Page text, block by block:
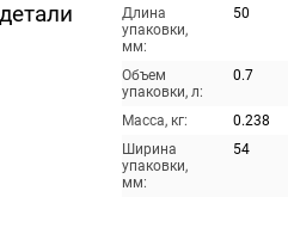
Длина
упаковки,
мм:
50
Объем
упаковки, л:
0.7
Масса, кг:
0.238
Ширина
упаковки,
мм:
54